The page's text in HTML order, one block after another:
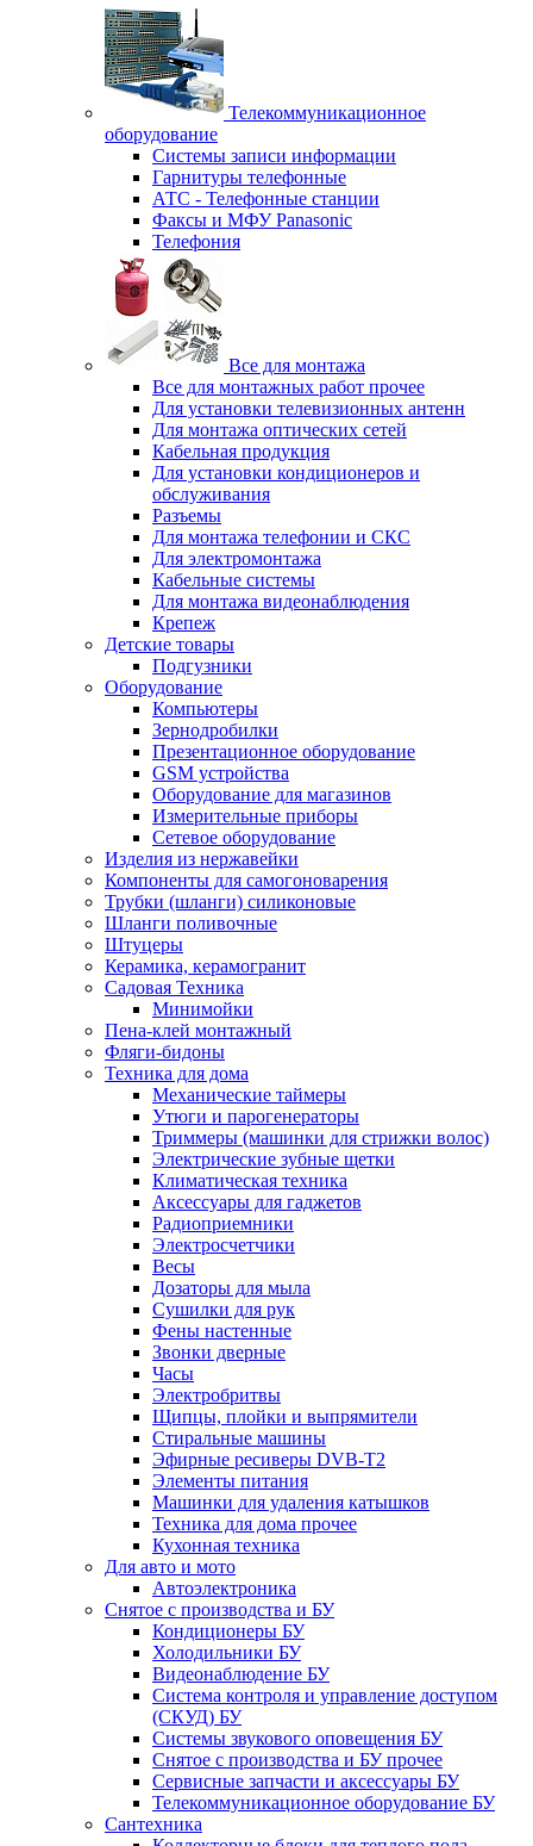
Телекоммуникационное
оборудование
Системы записи информации
Гарнитуры телефонные
АТС - Телефонные станции
Факсы и МФУ Panasonic
Телефония
Все для монтажа
Все для монтажных работ прочее
Для установки телевизионных антенн
Для монтажа оптических сетей
Кабельная продукция
Для установки кондиционеров и
обслуживания
Разъемы
Для монтажа телефонии и СКС
Для электромонтажа
Кабельные системы
Для монтажа видеонаблюдения
Крепеж
Детские товары
Подгузники
Оборудование
Компьютеры
Зернодробилки
Презентационное оборудование
GSM устройства
Оборудование для магазинов
Измерительные приборы
Сетевое оборудование
Изделия из нержавейки
Компоненты для самогоноварения
Трубки (шланги) силиконовые
Шланги поливочные
Штуцеры
Керамика, керамогранит
Садовая Техника
Минимойки
Пена-клей монтажный
Фляги-бидоны
Техника для дома
Механические таймеры
Утюги и парогенераторы
Триммеры (машинки для стрижки волос)
Электрические зубные щетки
Климатическая техника
Аксессуары для гаджетов
Радиоприемники
Электросчетчики
Весы
Дозаторы для мыла
Сушилки для рук
Фены настенные
Звонки дверные
Часы
Электробритвы
Щипцы, плойки и выпрямители
Стиральные машины
Эфирные ресиверы DVB-T2
Элементы питания
Машинки для удаления катышков
Техника для дома прочее
Кухонная техника
Для авто и мото
Автоэлектроника
Снятое с производства и БУ
Кондиционеры БУ
Холодильники БУ
Видеонаблюдение БУ
Система контроля и управление доступом
(СКУД) БУ
Системы звукового оповещения БУ
Снятое с производства и БУ прочее
Сервисные запчасти и аксессуары БУ
Телекоммуникационное оборудование БУ
Сантехника